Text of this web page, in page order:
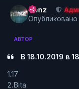
Renz
Опубликовано
АВТОР
В 18.10.2019 в
1.17
2.Bita